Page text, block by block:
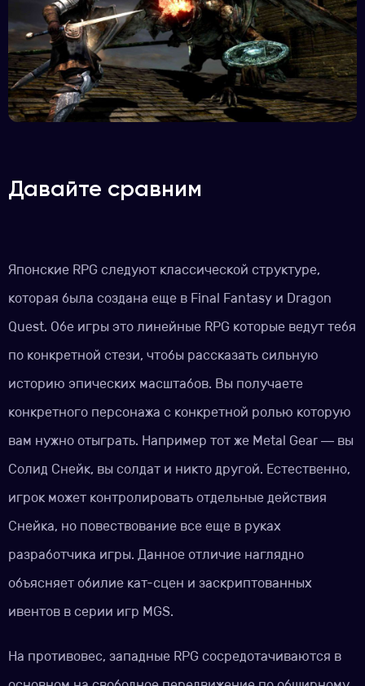
Давайте сравним
Японские RPG следуют классической структуре,
которая была создана еще в Final Fantasy и Dragon
Quest. Обе игры это линейные RPG которые ведут тебя
по конкретной стези, чтобы рассказать сильную
историю эпических масштабов. Вы получаете
конкретного персонажа с конкретной ролью которую
вам нужно отыграть. Например тот же Metal Gear — вы
Солид Снейк, вы солдат и никто другой. Естественно,
игрок может контролировать отдельные действия
Снейка, но повествование все еще в руках
разработчика игры. Данное отличие наглядно
объясняет обилие кат-сцен и заскриптованных
ивентов в серии игр MGS.
На противовес, западные RPG сосредотачиваются в